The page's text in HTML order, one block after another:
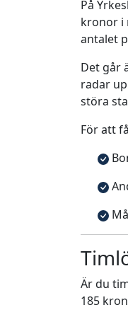
På
kronor i
antalet
Det går
radar
störa
För att
Är du
185